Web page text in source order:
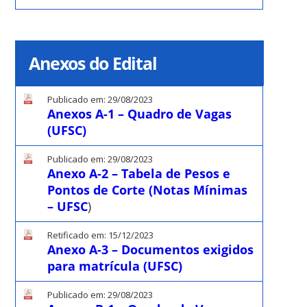
Anexos do Edital
Publicado em: 29/08/2023
Anexos A-1 – Quadro de Vagas
(UFSC)
Publicado em: 29/08/2023
Anexo A-2 – Tabela de Pesos e
Pontos de Corte (Notas Mínimas
– UFSC)
Retificado em: 15/12/2023
Anexo A-3 – Documentos exigidos
para matrícula (UFSC)
Publicado em: 29/08/2023